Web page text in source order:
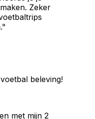
Zeker
beleving!
met mijn 2